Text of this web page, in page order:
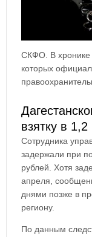
СКФО. В хронике
которых
взятку в
Cотрудника
задержали при
рублей. Хотя
апреля,
днями позже в
региону.
По данным